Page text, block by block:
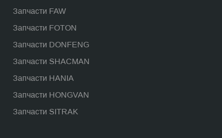
Запчасти FAW
Запчасти FOTON
Запчасти DONFENG
Запчасти SHACMAN
Запчасти HANIA
Запчасти HONGVAN
Запчасти SITRAK